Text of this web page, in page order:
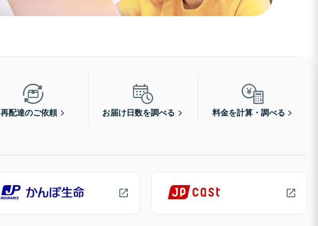
再配達のご依頼 お届け日数を調べる 料金を計算・調べる